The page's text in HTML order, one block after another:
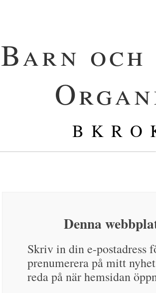
Barn
B K R O
Denna
Skriv in din e-postadress
prenumerera på mitt
reda på när hemsidan